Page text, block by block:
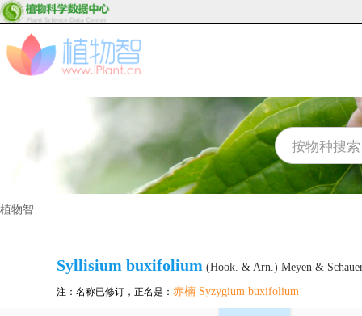
植物智
Syllisium buxifolium (Hook. & Arn.) Meyen &
注：名称已修订，正名是： 赤楠 Syzygium buxifolium